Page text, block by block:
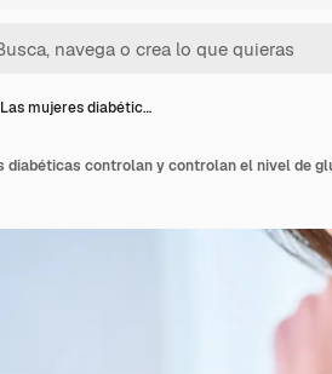
Las mujeres diabétic…